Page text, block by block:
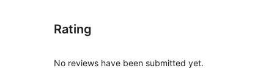
Rating
No reviews have been submitted yet.